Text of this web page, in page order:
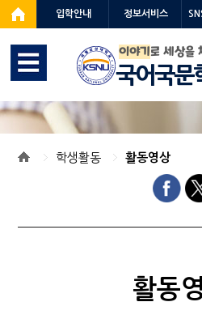
입학안내 정보서비스
이야기로 세상을
국어국문
학생활동 활동영상
활동